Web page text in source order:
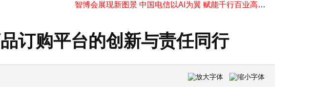
智博会展现新图景 中国电信以AI为翼 赋能千行百业高质量发展
孙正义断言AI浪潮初启规模或超互联网50倍，身家大涨重登亚洲首富之位
科创人工智能ETF南方半日微涨0.51% 成交额近千万 重仓股表现分化
订购平台的创新与责任同行